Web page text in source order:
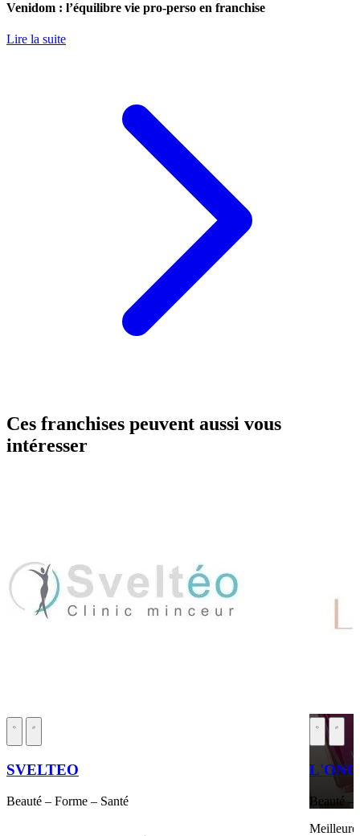
Venidom : l’équilibre vie pro-perso en franchise
Lire la suite
Ces franchises peuvent aussi vous
intéresser
SVELTEO
Beauté – Forme – Santé
Beauté –
Meilleure